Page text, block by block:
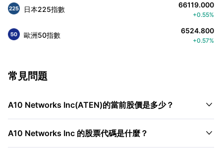
日本225指數 66119.000
+0.55%
歐洲50指數 6524.800
+0.57%
常見問題
A10 Networks Inc(ATEN)的當前股價是多少？ 
A10 Networks Inc 的股票代碼是什麼？ 